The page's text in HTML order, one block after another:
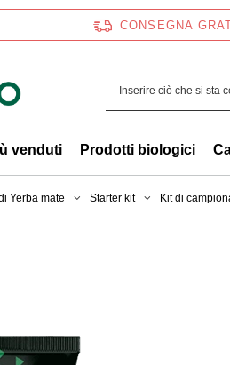
CONSEGNA
venduti Prodotti biologici
Yerba mate Starter kit Kit di